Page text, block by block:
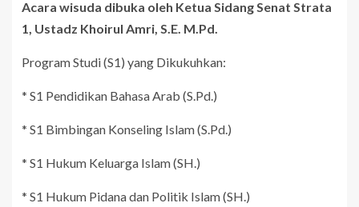
Acara wisuda dibuka oleh Ketua Sidang Senat Strata
1, Ustadz Khoirul Amri, S.E. M.Pd.
Program Studi (S1) yang Dikukuhkan:
* S1 Pendidikan Bahasa Arab (S.Pd.)
* S1 Bimbingan Konseling Islam (S.Pd.)
* S1 Hukum Keluarga Islam (SH.)
* S1 Hukum Pidana dan Politik Islam (SH.)